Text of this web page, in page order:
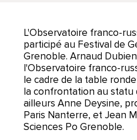
L'Observatoire franco-
participé au Festival de
Grenoble. Arnaud
l'Observatoire franco-
le cadre de la table
la confrontation au statu
ailleurs Anne Deysine,
Paris Nanterre, et Jean
Sciences Po Grenoble.